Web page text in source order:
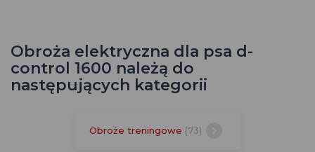
Obroża elektryczna dla psa d-
control 1600 należą do
następujących kategorii
Obroże treningowe (73)